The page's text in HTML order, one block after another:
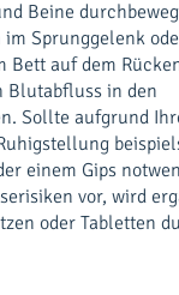
Beine
im Sprunggelenk
Bett auf dem
Blutabfluss in den
Sollte aufgrund
einem Gips
vor, wird
oder Tabletten